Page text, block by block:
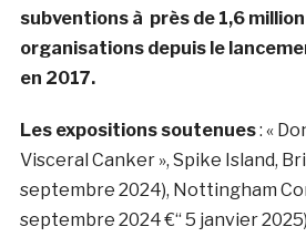
subventions à près de 1,6
organisations depuis le
en 2017.
Les expositions soutenues: «
Visceral Canker », Spike Island,
septembre 2024), Nottingham
septembre 2024 €“ 5 janvier